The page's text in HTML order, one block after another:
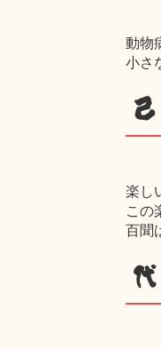
動物
小さ
楽し
この
百聞